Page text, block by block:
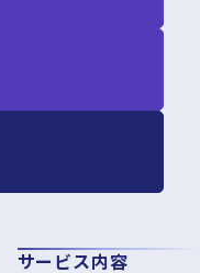
サービス内容